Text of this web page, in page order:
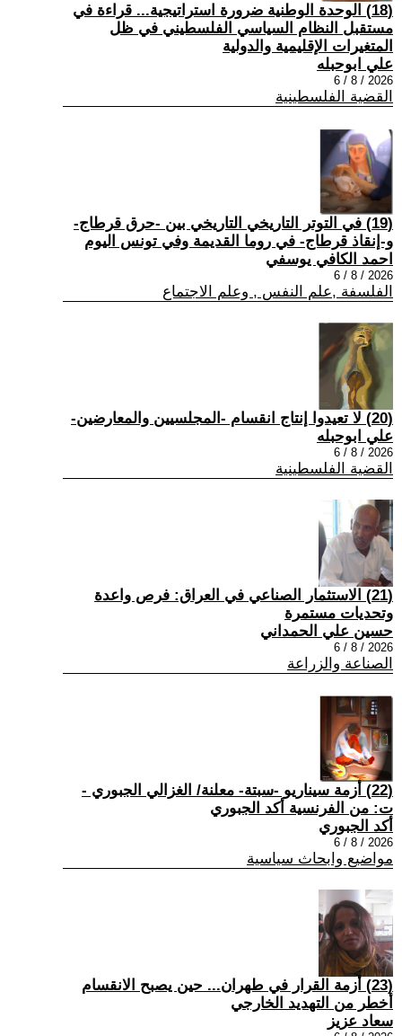
(18) الوحدة الوطنية ضرورة استراتيجية... قراءة في
مستقبل النظام السياسي الفلسطيني في ظل
المتغيرات الإقليمية والدولية
علي ابوحبله
2026 / 8 / 6
القضية الفلسطينية
(19) في التوتر التاريخي التاريخي بين -حرق قرطاج-
و-إنقاذ قرطاج- في روما القديمة وفي تونس اليوم
احمد الكافي يوسفي
2026 / 8 / 6
الفلسفة ,علم النفس , وعلم الاجتماع
(20) لا تعيدوا إنتاج انقسام -المجلسيين والمعارضين-
علي ابوحبله
2026 / 8 / 6
القضية الفلسطينية
(21) الاستثمار الصناعي في العراق: فرص واعدة
وتحديات مستمرة
حسين علي الحمداني
2026 / 8 / 6
الصناعة والزراعة
(22) أزمة سيناريو -سبتة- معلنة/ الغزالي الجبوري -
ت: من الفرنسية أكد الجبوري
أكد الجبوري
2026 / 8 / 6
مواضيع وابحاث سياسية
(23) أزمة القرار في طهران... حين يصبح الانقسام
أخطر من التهديد الخارجي
سعاد عزيز